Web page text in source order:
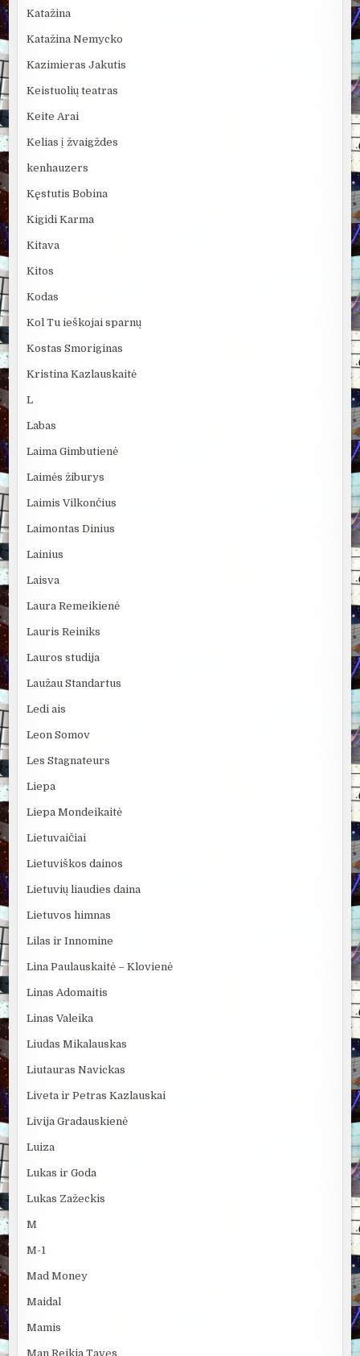
Katažina
Katažina Nemycko
Kazimieras Jakutis
Keistuolių teatras
Keite Arai
Kelias į žvaigždes
kenhauzers
Kęstutis Bobina
Kigidi Karma
Kitava
Kitos
Kodas
Kol Tu ieškojai sparnų
Kostas Smoriginas
Kristina Kazlauskaitė
L
Labas
Laima Gimbutienė
Laimės žiburys
Laimis Vilkončius
Laimontas Dinius
Lainius
Laisva
Laura Remeikienė
Lauris Reiniks
Lauros studija
Laužau Standartus
Ledi ais
Leon Somov
Les Stagnateurs
Liepa
Liepa Mondeikaitė
Lietuvaičiai
Lietuviškos dainos
Lietuvių liaudies daina
Lietuvos himnas
Lilas ir Innomine
Lina Paulauskaitė – Klovienė
Linas Adomaitis
Linas Valeika
Liudas Mikalauskas
Liutauras Navickas
Liveta ir Petras Kazlauskai
Livija Gradauskienė
Luiza
Lukas ir Goda
Lukas Zažeckis
M
M-1
Mad Money
Maidal
Mamis
Man Reikia Tavęs